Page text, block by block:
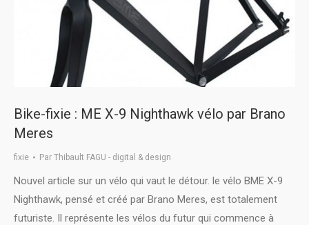
Bike-fixie : ME X-9 Nighthawk vélo par Brano
Meres
fixie Par Thibault FAGU - digital & design
Nouvel article sur un vélo qui vaut le détour. le vélo BME X-9
Nighthawk, pensé et créé par Brano Meres, est totalement
futuriste. Il représente les vélos du futur qui commence à